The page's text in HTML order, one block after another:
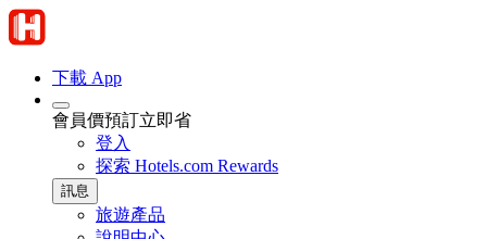
下載 App
會員價預訂立即省
登入
探索 Hotels.com Rewards
訊息
旅遊產品